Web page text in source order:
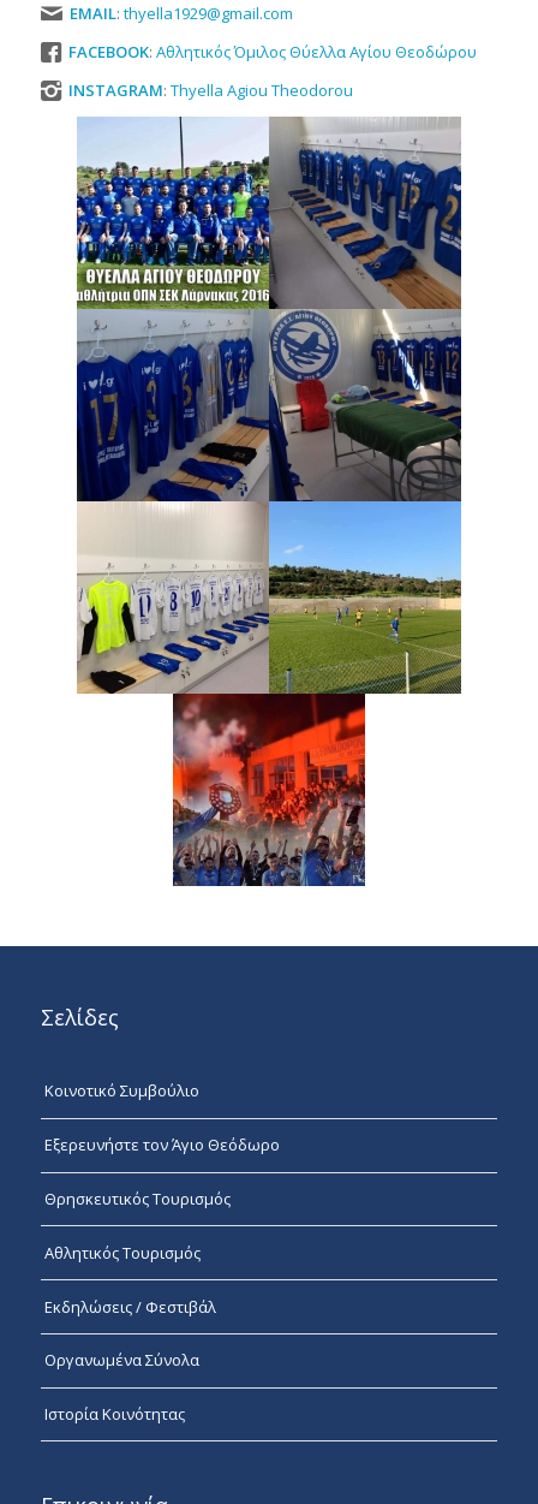
EMAIL:thyella1929@gmail.com
FACEBOOK:Αθλητικός Όμιλος Θύελλα Αγίου Θεοδώρου
INSTAGRAM:Thyella Agiou Theodorou
Σελίδες
Κοινοτικό Συμβούλιο
Εξερευνήστε τον Άγιο Θεόδωρο
Θρησκευτικός Τουρισμός
Αθλητικός Τουρισμός
Εκδηλώσεις / Φεστιβάλ
Οργανωμένα Σύνολα
Ιστορία Κοινότητας